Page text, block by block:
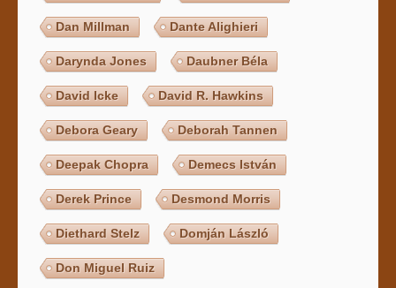
Dan Millman Dante Alighieri
Darynda Jones Daubner Béla
David Icke David R. Hawkins
Debora Geary Deborah Tannen
Deepak Chopra Demecs István
Derek Prince Desmond Morris
Diethard Stelz Domján László
Don Miguel Ruiz